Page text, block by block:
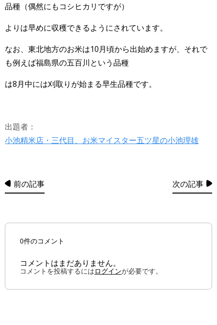
品種（偶然にもコシヒカリですが）
よりは早めに収穫できるようにされています。
なお、東北地方のお米は10月頃から出始めますが、それで
も例えば福島県の五百川という品種
は8月中には刈取りが始まる早生品種です。
出題者：
小池精米店・三代目、お米マイスター五ツ星の小池理雄
前の記事 次の記事
0件のコメント
コメントはまだありません。
コメントを投稿するにはログインが必要です。